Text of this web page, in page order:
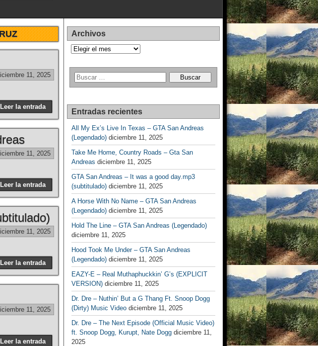
11, 2025
Leer la entrada
11, 2025
Leer la entrada
11, 2025
Leer la entrada
11, 2025
Leer la entrada
Archivos
Archivos
Entradas recientes
All My Ex’s Live In Texas – GTA San Andreas
(Legendado) diciembre 11, 2025
Take Me Home, Country Roads – Gta San
Andreas diciembre 11, 2025
GTA San Andreas – It was a good day.mp3
(subtitulado) diciembre 11, 2025
A Horse With No Name – GTA San Andreas
(Legendado) diciembre 11, 2025
Hold The Line – GTA San Andreas (Legendado)
diciembre 11, 2025
Hood Took Me Under – GTA San Andreas
(Legendado) diciembre 11, 2025
EAZY-E – Real Muthaphuckkin’ G’s (EXPLICIT
VERSION) diciembre 11, 2025
Dr. Dre – Nuthin’ But a G Thang Ft. Snoop Dogg
(Dirty) Music Video diciembre 11, 2025
Dr. Dre – The Next Episode (Official Music Video)
ft. Snoop Dogg, Kurupt, Nate Dogg diciembre 11,
2025